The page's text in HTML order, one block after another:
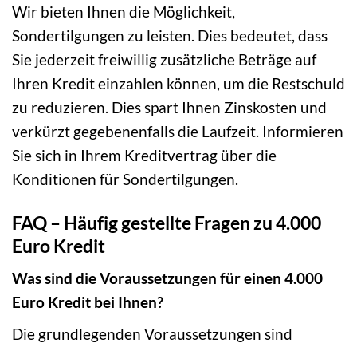
Wir bieten Ihnen die Möglichkeit,
Sondertilgungen zu leisten. Dies bedeutet, dass
Sie jederzeit freiwillig zusätzliche Beträge auf
Ihren Kredit einzahlen können, um die Restschuld
zu reduzieren. Dies spart Ihnen Zinskosten und
verkürzt gegebenenfalls die Laufzeit. Informieren
Sie sich in Ihrem Kreditvertrag über die
Konditionen für Sondertilgungen.
FAQ – Häufig gestellte Fragen zu 4.000
Euro Kredit
Was sind die Voraussetzungen für einen 4.000
Euro Kredit bei Ihnen?
Die grundlegenden Voraussetzungen sind